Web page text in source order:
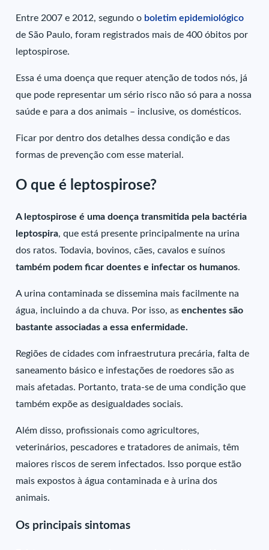
Entre 2007 e 2012, segundo o boletim epidemiológico
de São Paulo, foram registrados mais de 400 óbitos por
leptospirose.
Essa é uma doença que requer atenção de todos nós, já
que pode representar um sério risco não só para a nossa
saúde e para a dos animais – inclusive, os domésticos.
Ficar por dentro dos detalhes dessa condição e das
formas de prevenção com esse material.
O que é leptospirose?
A leptospirose é uma doença transmitida pela bactéria
leptospira, que está presente principalmente na urina
dos ratos. Todavia, bovinos, cães, cavalos e suínos
também podem ficar doentes e infectar os humanos.
A urina contaminada se dissemina mais facilmente na
água, incluindo a da chuva. Por isso, asenchentes são
bastante associadas a essa enfermidade.
Regiões de cidades com infraestrutura precária, falta de
saneamento básico e infestações de roedores são as
mais afetadas. Portanto, trata-se de uma condição que
também expõe as desigualdades sociais.
Além disso, profissionais como agricultores,
veterinários, pescadores e tratadores de animais, têm
maiores riscos de serem infectados. Isso porque estão
mais expostos à água contaminada e à urina dos
animais.
Os principais sintomas